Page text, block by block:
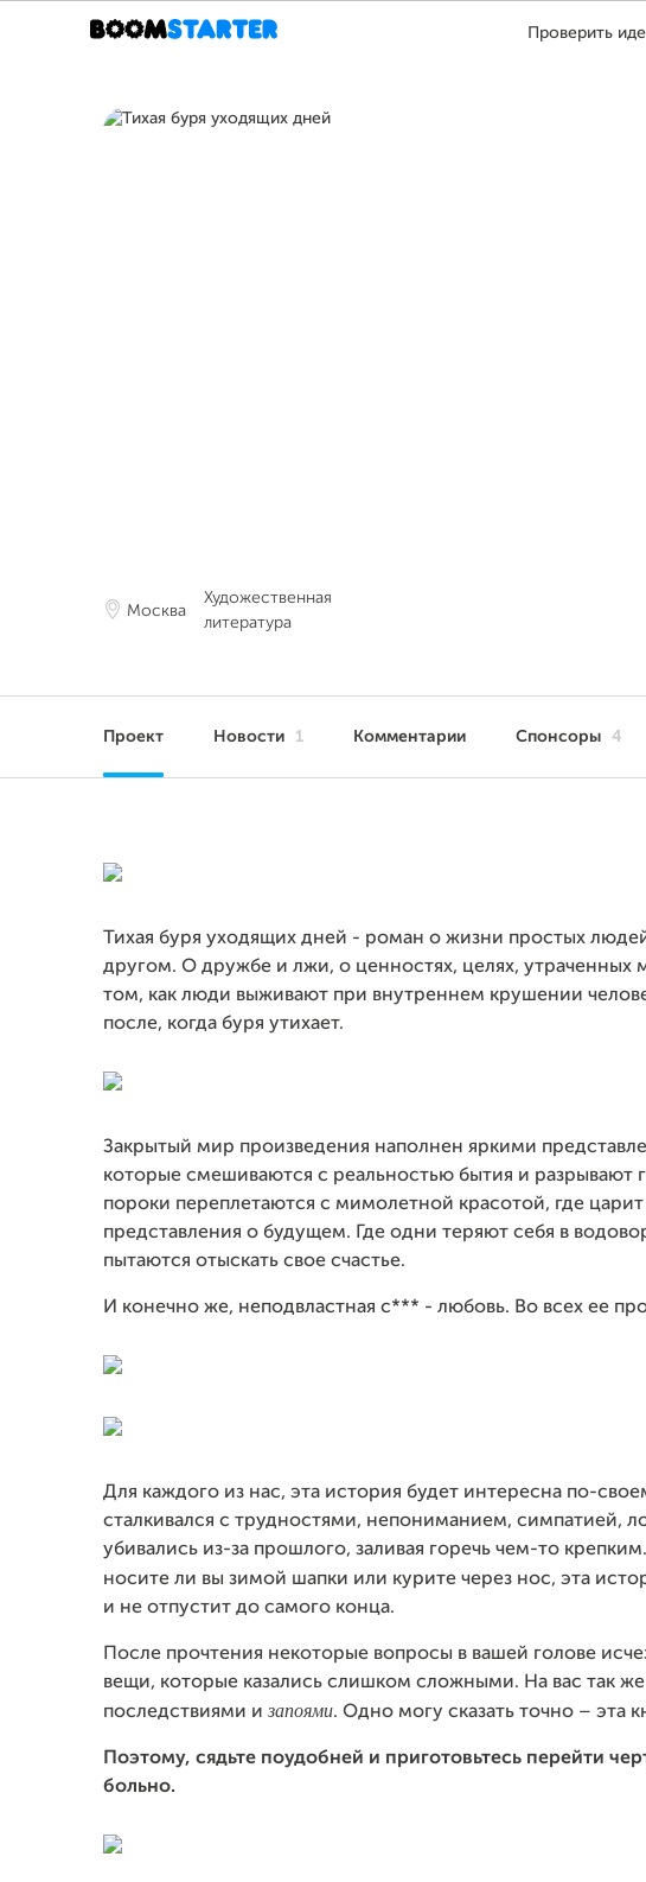
Проверить
Москва
Художественная
литература
Проект Новости 1 Комментарии Спонсоры 4
Тихая буря уходящих дней - роман о жизни простых
другом. О дружбе и лжи, о ценностях, целях, утраченных
том, как люди выживают при внутреннем крушении
после, когда буря утихает.
Закрытый мир произведения наполнен яркими
которые смешиваются с реальностью бытия и разрывают
пороки переплетаются с мимолетной красотой, где
представления о будущем. Где одни теряют себя в
пытаются отыскать свое счастье.
И конечно же, неподвластная с*** - любовь. Во всех ее
Для каждого из нас, эта история будет интересна по-
сталкивался с трудностями, непониманием, симпатией,
убивались из-за прошлого, заливая горечь чем-то
носите ли вы зимой шапки или курите через нос, эта
и не отпустит до самого конца.
После прочтения некоторые вопросы в вашей голове
вещи, которые казались слишком сложными. На вас так
последствиями и запоями. Одно могу сказать точно – эта
Поэтому, сядьте поудобней и приготовьтесь перейти
больно.